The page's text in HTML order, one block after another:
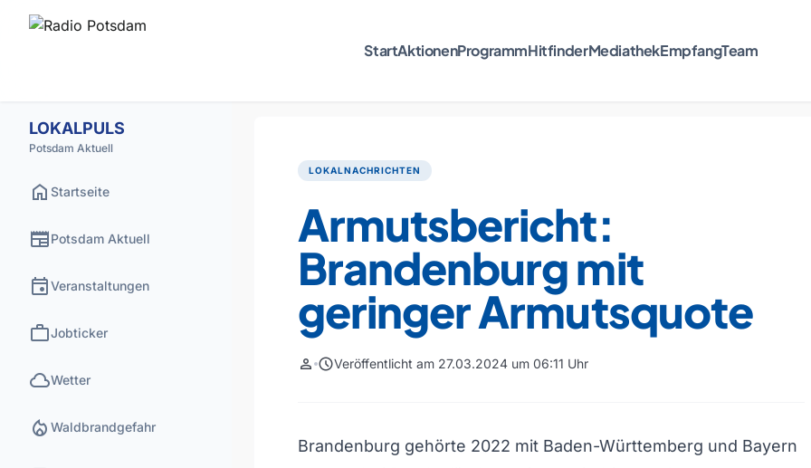
StartAktionenProgrammHitfinderMediathekEmpfangTeam
LOKALPULS
Potsdam Aktuell
home Startseite
newspaperPotsdam Aktuell
eventVeranstaltungen
workJobticker
cloudWetter
local_fire_department Waldbrandgefahr
LOKALNACHRICHTEN
Armutsbericht:
Brandenburg mit
geringer Armutsquote
person scheduleVeröffentlicht am 27.03.2024 um 06:11 Uhr
Brandenburg gehörte 2022 mit Baden-Württemberg und Bayern